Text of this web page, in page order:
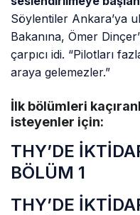
Söylentiler Ankara’ya
Bakanına, Ömer
çarpıcı idi. “Pilotları
araya gelemezler.”
İlk bölümleri
isteyenler için:
THY’DE
BÖLÜM 1
THY’DE